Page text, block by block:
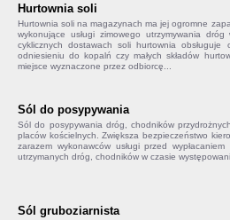
Hurtownia soli
Hurtownia soli na magazynach ma jej ogromne
wykonujące usługi zimowego utrzymywania
cyklicznych dostawach soli hurtownia
odniesieniu do kopalń czy małych składów
miejsce wyznaczone przez odbiorcę...
Sól do posypywania
Sól do posypywania dróg, chodników
placów kościelnych. Zwiększa bezpieczeństwo
zarazem wykonawców usługi przed
utrzymanych dróg, chodników w czasie
Sól gruboziarnista